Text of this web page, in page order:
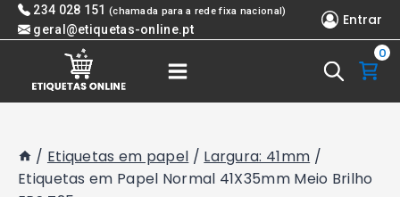
Skip 234 028 151 (chamada para a rede fixa nacional)
geral@etiquetas-online.pt
Entrar
0
/ Etiquetas em papel / Largura: 41mm /
Etiquetas em Papel Normal 41X35mm Meio Brilho